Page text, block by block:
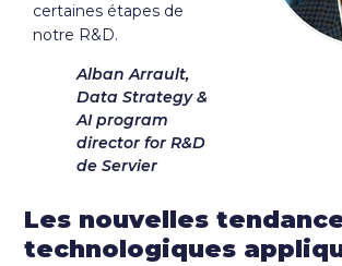
certaines étapes de
notre R&D.
Alban Arrault,
Data Strategy &
AI program
director for R&D
de Servier
Les nouvelles
technologiques